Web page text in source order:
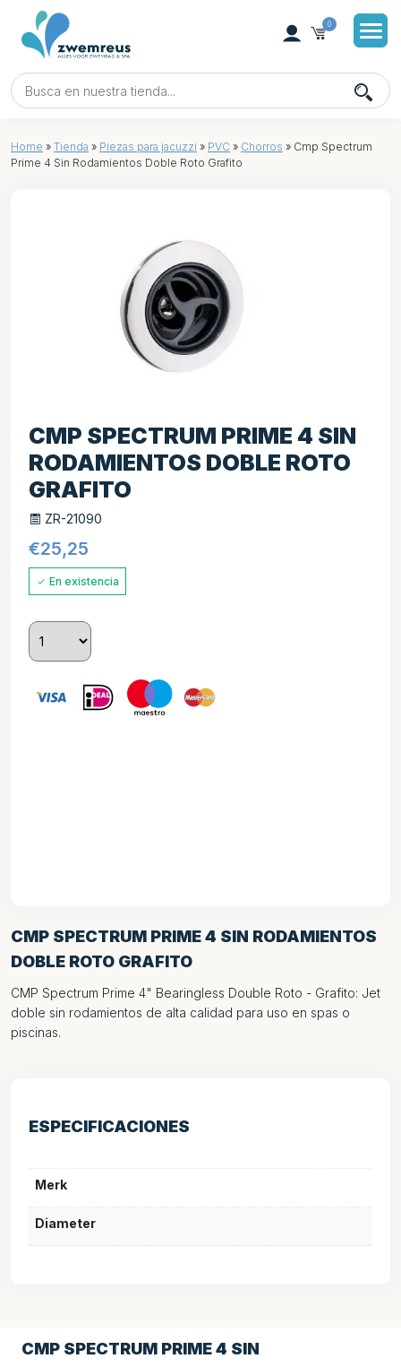
0
Home » Tienda » Piezas para jacuzzi » PVC » Chorros » Cmp Spectrum
Prime 4 Sin Rodamientos Doble Roto Grafito
CMP SPECTRUM PRIME 4 SIN RODAMIENTOS
DOBLE ROTO GRAFITO
CMP Spectrum Prime 4" Bearingless Double Roto - Grafito: Jet
doble sin rodamientos de alta calidad para uso en spas o
piscinas.
ESPECIFICACIONES
Merk
Diameter
CMP SPECTRUM PRIME 4 SIN
RODAMIENTOS DOBLE ROTO
GRAFITO
ZR-21090
€25,25
En existencia
CMP SPECTRUM PRIME 4 SIN